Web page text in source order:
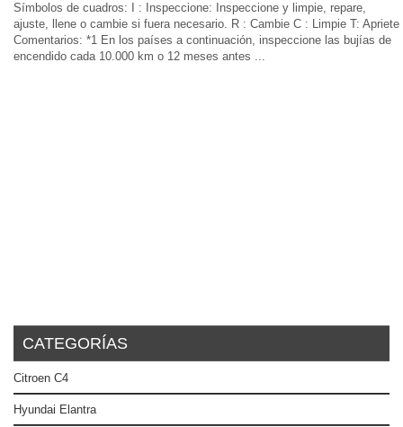
Símbolos de cuadros: I : Inspeccione: Inspeccione y limpie, repare,
ajuste, llene o cambie si fuera necesario. R : Cambie C : Limpie T: Apriete
Comentarios: *1 En los países a continuación, inspeccione las bujías de
encendido cada 10.000 km o 12 meses antes ...
CATEGORÍAS
Citroen C4
Hyundai Elantra